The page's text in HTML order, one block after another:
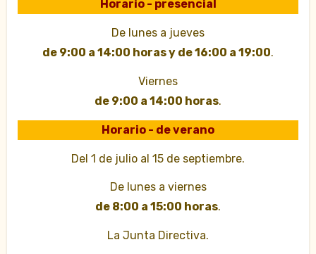
Horario - presencial
De lunes a jueves
de 9:00 a 14:00 horas y de 16:00 a 19:00.
Viernes
de 9:00 a 14:00 horas.
Horario - de verano
Del 1 de julio al 15 de septiembre.
De lunes a viernes
de 8:00 a 15:00 horas.
La Junta Directiva.